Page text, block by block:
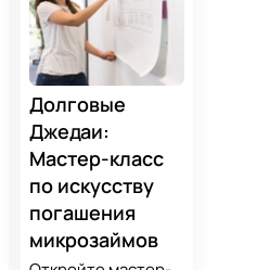
Долговые
Джедаи:
Мастер-класс
по искусству
погашения
микрозаймов